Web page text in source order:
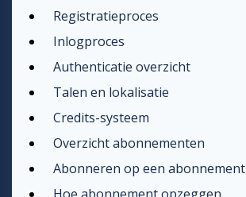
Registratieproces
Inlogproces
Authenticatie overzicht
Talen en lokalisatie
Credits-systeem
Overzicht abonnementen
Abonneren op een abonnement